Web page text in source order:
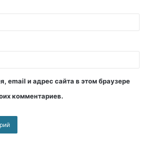
email и адрес сайта в этом браузере
комментариев.